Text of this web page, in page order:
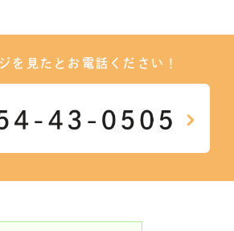
を見たとお電話ください！